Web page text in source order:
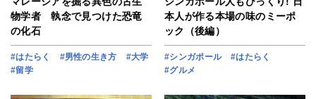
物学者 執念で見つけた恐竜
の化石
#はたらく #男性の生き方
#大学
#留学
本人が作る本場の味のミーポ
ック（後編）
#シンガポール
#はたらく
#グルメ